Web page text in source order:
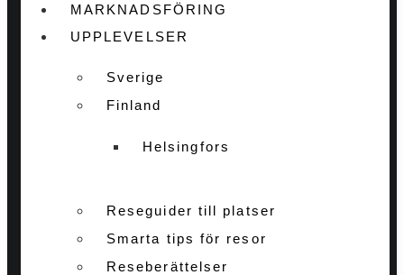
MARKNADSFÖRING
UPPLEVELSER
Sverige
Finland
Helsingfors
Reseguider till platser
Smarta tips för resor
Reseberättelser